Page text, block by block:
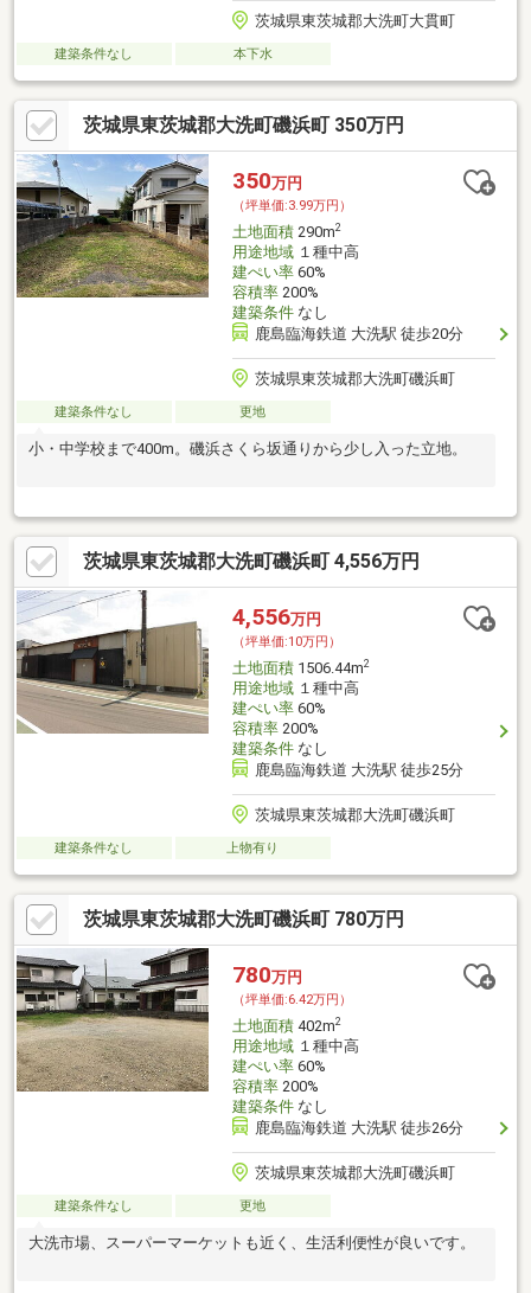
茨城県東茨城郡大洗町大貫町
建築条件なし 本下水
茨城県東茨城郡大洗町磯浜町 350万円
350万円
（坪単価:3.99万円）
土地面積290m2
用途地域１種中高
建ぺい率60%
容積率200%
建築条件なし
鹿島臨海鉄道 大洗駅 徒歩20分
茨城県東茨城郡大洗町磯浜町
建築条件なし 更地
小・中学校まで400m。磯浜さくら坂通りから少し入った立地。
茨城県東茨城郡大洗町磯浜町 4,556万円
4,556万円
（坪単価:10万円）
土地面積1506.44m2
用途地域１種中高
建ぺい率60%
容積率200%
建築条件なし
鹿島臨海鉄道 大洗駅 徒歩25分
茨城県東茨城郡大洗町磯浜町
建築条件なし 上物有り
茨城県東茨城郡大洗町磯浜町 780万円
780万円
（坪単価:6.42万円）
土地面積402m2
用途地域１種中高
建ぺい率60%
容積率200%
建築条件なし
鹿島臨海鉄道 大洗駅 徒歩26分
茨城県東茨城郡大洗町磯浜町
建築条件なし 更地
大洗市場、スーパーマーケットも近く、生活利便性が良いです。